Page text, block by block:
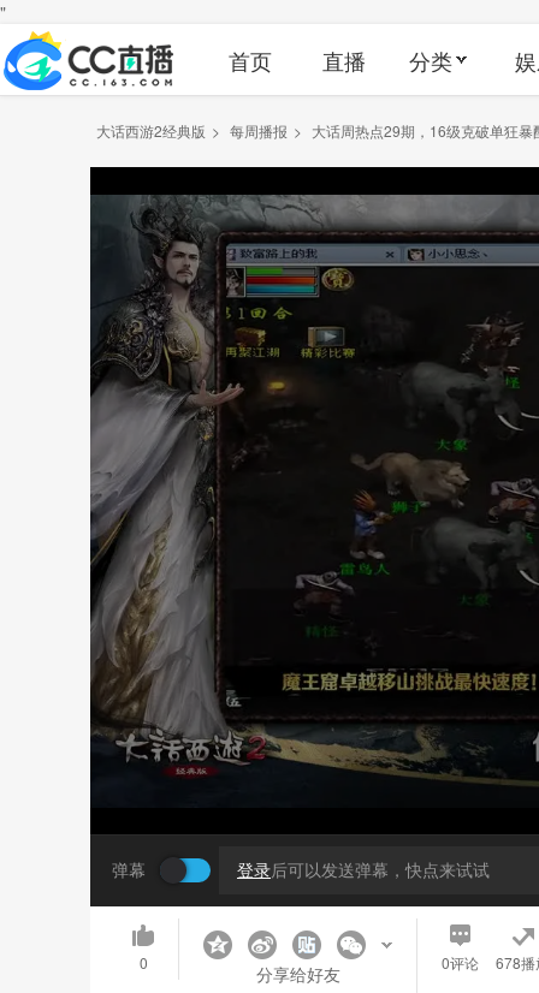
"
首页 直播 分类
大话西游2经典版 > 每周播报 > 大话周热点29期，16级克破单狂
弹幕 登录后可以发送弹幕，快点来试试
0 分享给好友 0评论 678播